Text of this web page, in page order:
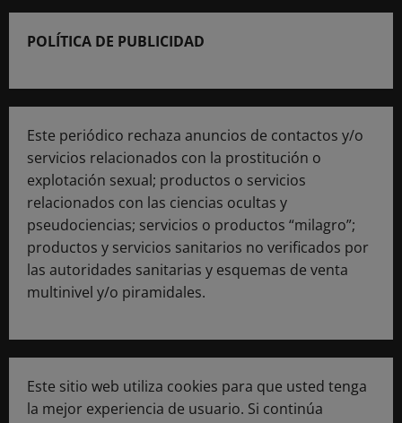
POLÍTICA DE PUBLICIDAD
Este periódico rechaza anuncios de contactos y/o
servicios relacionados con la prostitución o
explotación sexual; productos o servicios
relacionados con las ciencias ocultas y
pseudociencias; servicios o productos “milagro”;
productos y servicios sanitarios no verificados por
las autoridades sanitarias y esquemas de venta
multinivel y/o piramidales.
Este sitio web utiliza cookies para que usted tenga
la mejor experiencia de usuario. Si continúa